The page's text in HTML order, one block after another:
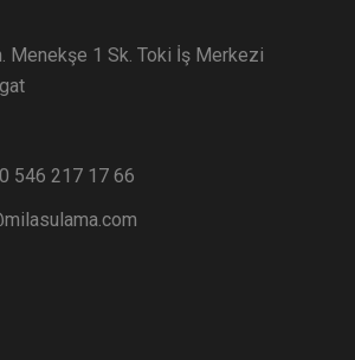
Menekşe 1 Sk. Toki İş Merkezi
546 217 17 66